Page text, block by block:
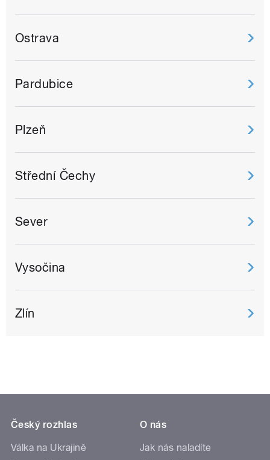
Ostrava
Pardubice
Plzeň
Střední Čechy
Sever
Vysočina
Zlín
Český rozhlas
Válka na Ukrajině
O nás
Jak nás naladíte